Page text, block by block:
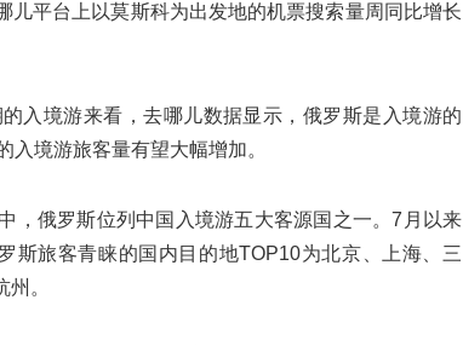
平台上以莫斯科为出发地的机票搜索量周同比增长
入境游来看，去哪儿数据显示，俄罗斯是入境游的
境游旅客量有望大幅增加。
，俄罗斯位列中国入境游五大客源国之一。7月以来
斯旅客青睐的国内目的地TOP10为北京、上海、三
。